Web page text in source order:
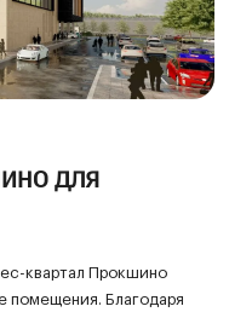
для
квартал Прокшино
помещения. Благодаря